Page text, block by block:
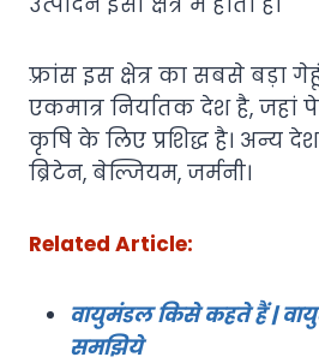
फ़्रांस इस क्षेत्र का सबसे बड़ा
एकमात्र निर्यातक देश है, जहां
कृषि के लिए प्रशिद्ध है। अन्य
ब्रिटेन, बेल्जियम, जर्मनी।
Related Article:
वायुमंडल किसे कहते हैं |
समझिये